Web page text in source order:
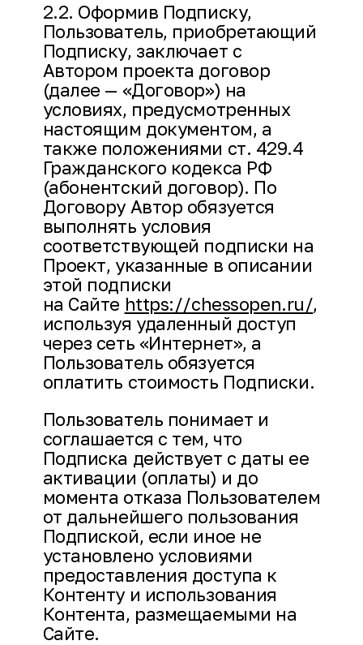
2.2. Оформив Подписку,
Пользователь, приобретающий
Подписку, заключает с
Автором проекта договор
(далее — «Договор») на
условиях, предусмотренных
настоящим документом, а
также положениями ст. 429.4
Гражданского кодекса РФ
(абонентский договор). По
Договору Автор обязуется
выполнять условия
соответствующей подписки на
Проект, указанные в описании
этой подписки
на Сайте https://chessopen.ru/,
используя удаленный доступ
через сеть «Интернет», а
Пользователь обязуется
оплатить стоимость Подписки.
Пользователь понимает и
соглашается с тем, что
Подписка действует с даты ее
активации (оплаты) и до
момента отказа Пользователем
от дальнейшего пользования
Подпиской, если иное не
установлено условиями
предоставления доступа к
Контенту и использования
Контента, размещаемыми на
Сайте.